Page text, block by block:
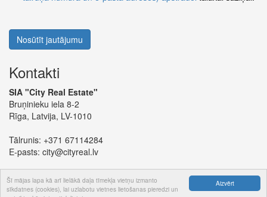
Aizvērt
Šī mājas lapa kā arī lielākā daļa tīmekļa vietņu izmanto
sīkdatnes (cookies), lai uzlabotu vietnes lietošanas pieredzi un
Nosūtīt jautājumu
Kontakti
SIA "City Real Estate"
Bruņinieku iela 8-2
Rīga, Latvija, LV-1010
Tālrunis: +371 67114284
E-pasts: city@cityreal.lv